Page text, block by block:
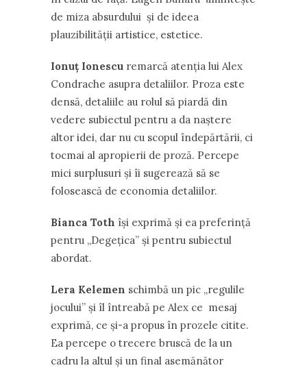
de miza absurdului şi de ideea
plauzibilităţii artistice, estetice.
Ionuţ Ionescu remarcă atenţia lui Alex
Condrache asupra detaliilor. Proza este
densă, detaliile au rolul să piardă din
vedere subiectul pentru a da naştere
altor idei, dar nu cu scopul îndepărtării, ci
tocmai al apropierii de proză. Percepe
mici surplusuri şi îi sugerează să se
folosească de economia detaliilor.
Bianca Toth îşi exprimă şi ea preferinţă
pentru ,,Degeţica” şi pentru subiectul
abordat.
Lera Kelemen schimbă un pic ,,regulile
jocului” şi îl întreabă pe Alex ce mesaj
exprimă, ce şi-a propus în prozele citite.
Ea percepe o trecere bruscă de la un
cadru la altul şi un final asemănător